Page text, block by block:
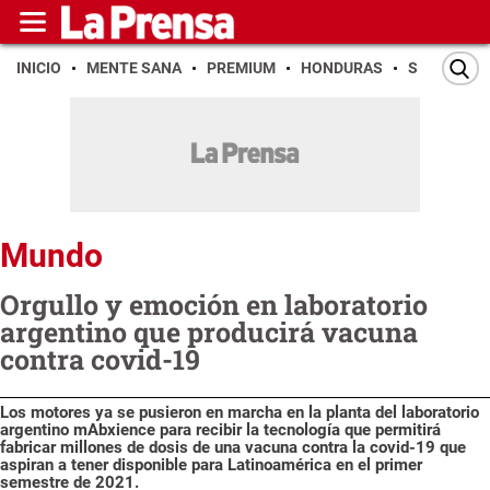
INICIO MENTE SANA PREMIUM HONDURAS SAN PEDRO
Mundo
Orgullo y emoción en laboratorio
argentino que producirá vacuna
contra covid-19
Los motores ya se pusieron en marcha en la planta del laboratorio
argentino mAbxience para recibir la tecnología que permitirá
fabricar millones de dosis de una vacuna contra la covid-19 que
aspiran a tener disponible para Latinoamérica en el primer
semestre de 2021.